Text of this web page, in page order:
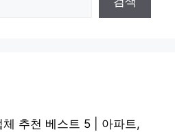
추천 베스트 5 | 아파트,